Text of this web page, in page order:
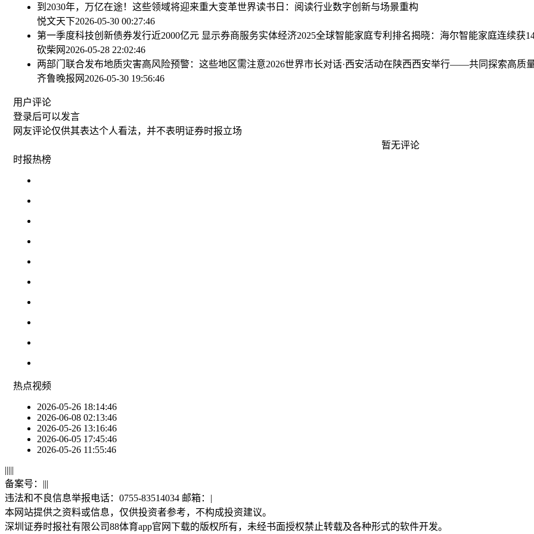
到2030年，万亿在途！这些领域将迎来重大变革世界读书日：阅读行业数字创新与场景重构
悦文天下2026-05-30 00:27:46
第一季度科技创新债券发行近2000亿元 显示券商服务实体经济2025全球智能家庭专利排名揭晓：海尔智能家庭连续获
砍柴网 2026-05-28 22:02:46
两部门联合发布地质灾害高风险预警：这些地区需注意2026世界市长对话·西安活动在陕西西安举行——共同探索高质
齐鲁晚报网 2026-05-30 19:56:46
用户评论
登录后可以发言
网友评论仅供其表达个人看法，并不表明证券时报立场
暂无评论
时报热榜
热点视频
2026-05-26 18:14:46
2026-06-08 02:13:46
2026-05-26 13:16:46
2026-06-05 17:45:46
2026-05-26 11:55:46
|||||
备案号： |||
违法和不良信息举报电话：0755-83514034 邮箱： |
本网站提供之资料或信息，仅供投资者参考，不构成投资建议。
深圳证券时报社有限公司88体育app官网下载的版权所有，未经书面授权禁止转载及各种形式的软件开发。